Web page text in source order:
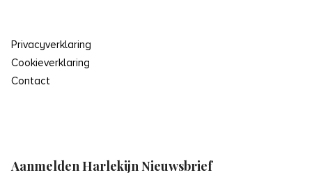
Privacyverklaring
Cookieverklaring
Contact
Aanmelden Harlekijn Nieuwsbrief